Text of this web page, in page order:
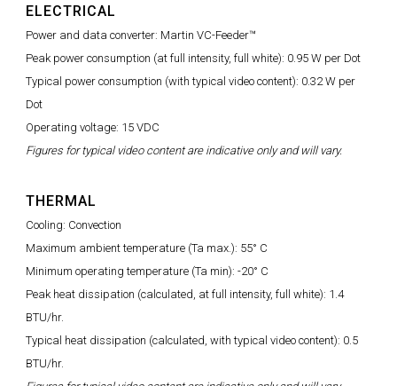
ELECTRICAL
Power and data converter: Martin VC-Feeder™
Peak power consumption (at full intensity, full white): 0.95 W per Dot
Typical power consumption (with typical video content): 0.32 W per
Dot
Operating voltage: 15 VDC
Figures for typical video content are indicative only and will vary.
THERMAL
Cooling: Convection
Maximum ambient temperature (Ta max.): 55° C
Minimum operating temperature (Ta min): -20° C
Peak heat dissipation (calculated, at full intensity, full white): 1.4
BTU/hr.
Typical heat dissipation (calculated, with typical video content): 0.5
BTU/hr.